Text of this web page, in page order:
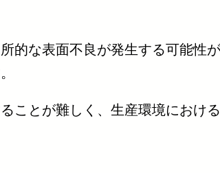
的な表面不良が発生する可能性
ことが難しく、生産環境におけ